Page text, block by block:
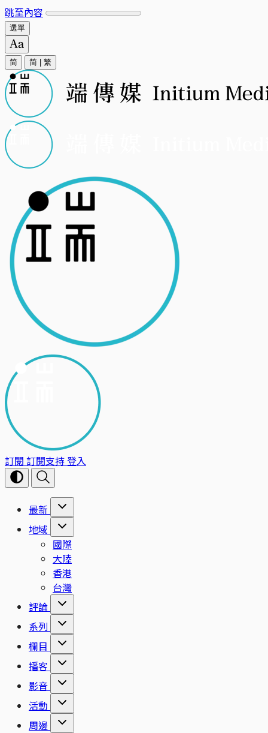
跳至內容
選單
简 简 繁
訂閱 訂閱支持登入
最新
地域
國際
大陸
香港
台灣
評論
系列
欄目
播客
影音
活動
周邊